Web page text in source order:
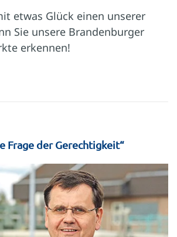
etwas Glück einen unserer
Sie unsere Brandenburger
erkennen!
Frage der Gerechtigkeit“